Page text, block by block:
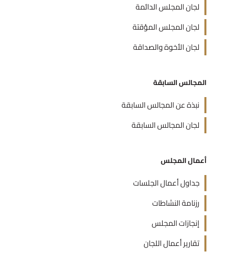
لجان المجلس الدائمة
لجان المجلس المؤقتة
لجان الأخوة والصداقة
المجالس السابقة
نبذة عن المجالس السابقة
لجان المجالس السابقة
أعمال المجلس
جداول أعمال الجلسات
رزنامة النشاطات
إنجازات المجلس
تقارير أعمال اللجان